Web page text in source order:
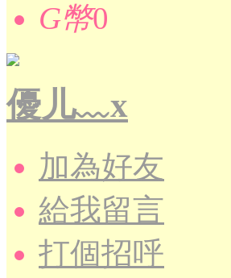
G幣0
優儿﹏x
加為好友
給我留言
打個招呼